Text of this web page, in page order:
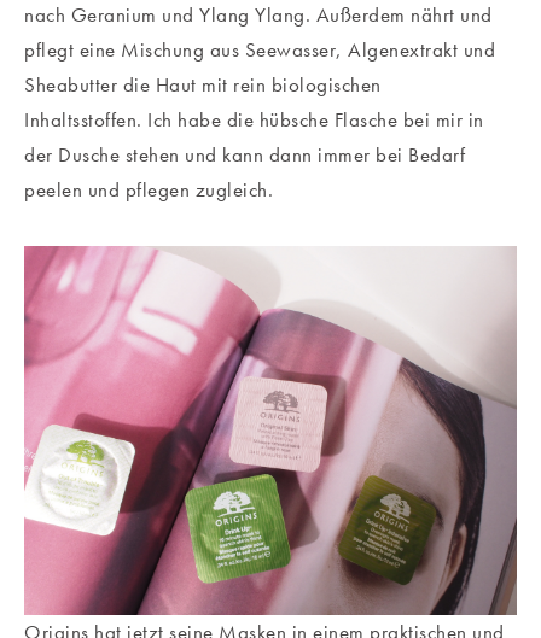
nach Geranium und Ylang Ylang. Außerdem nährt und
pflegt eine Mischung aus Seewasser, Algenextrakt und
Sheabutter die Haut mit rein biologischen
Inhaltsstoffen. Ich habe die hübsche Flasche bei mir in
der Dusche stehen und kann dann immer bei Bedarf
peelen und pflegen zugleich.
Origins hat jetzt seine Masken in einem praktischen und